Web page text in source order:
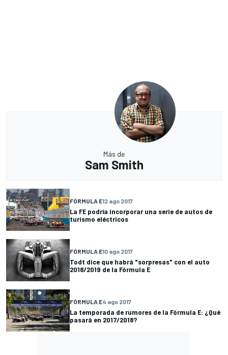
Más de
Sam Smith
FÓRMULA E12 ago 2017
La FE podría incorporar una serie de autos de
turismo eléctricos
FÓRMULA E10 ago 2017
Todt dice que habrá "sorpresas" con el auto
2018/2019 de la Fórmula E
FÓRMULA E4 ago 2017
La temporada de rumores de la Fórmula E: ¿Qué
pasará en 2017/2018?